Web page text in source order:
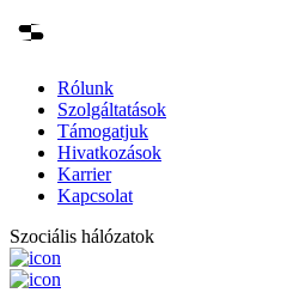
Rólunk
Szolgáltatások
Támogatjuk
Hivatkozások
Karrier
Kapcsolat
Szociális hálózatok